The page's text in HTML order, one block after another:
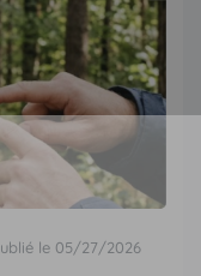
le 05/27/2026